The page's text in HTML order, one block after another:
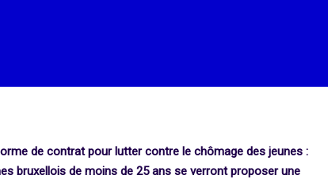
de contrat pour lutter contre le chômage des jeunes :
bruxellois de moins de 25 ans se verront proposer une